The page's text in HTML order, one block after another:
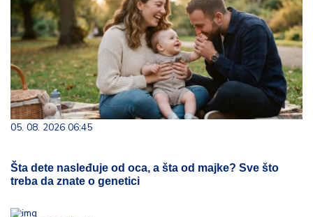
05. 08. 2026 06:45
Šta dete nasleđuje od oca, a šta od majke? Sve što
treba da znate o genetici